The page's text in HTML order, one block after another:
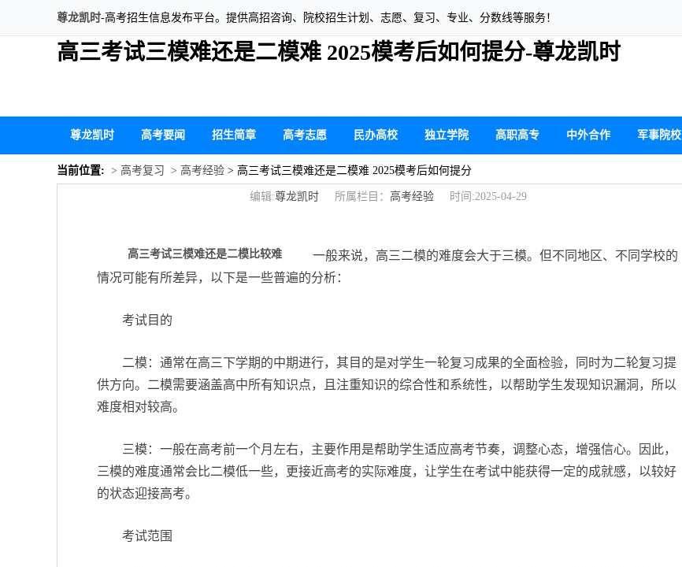
尊龙凯时-高考招生信息发布平台。提供高招咨询、院校招生计划、志愿、复习、专业、分数线等服务！
高三考试三模难还是二模难 2025模考后如何提分-尊龙凯时
尊龙凯时 高考要闻 招生简章 高考志愿 民办高校 独立学院 高职高专 中外合作 军事院校
当前位置: > 高考复习 > 高考经验 > 高三考试三模难还是二模难 2025模考后如何提分
编辑:尊龙凯时 所属栏目： 高考经验 时间:2025-04-29
高三考试三模难还是二模比较难
一般来说，高三二模的难度会大于三模。但不同地区、不同学校的
情况可能有所差异，以下是一些普遍的分析：
考试目的
二模：通常在高三下学期的中期进行，其目的是对学生一轮复习成果的全面检验，同时为二轮复习提
供方向。二模需要涵盖高中所有知识点，且注重知识的综合性和系统性，以帮助学生发现知识漏洞，所以
难度相对较高。
三模：一般在高考前一个月左右，主要作用是帮助学生适应高考节奏，调整心态，增强信心。因此，
三模的难度通常会比二模低一些，更接近高考的实际难度，让学生在考试中能获得一定的成就感，以较好
的状态迎接高考。
考试范围